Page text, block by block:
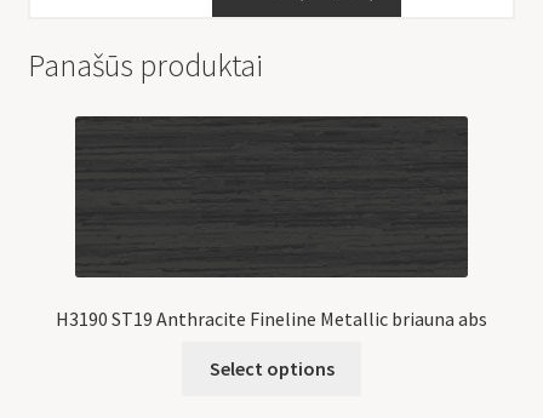
Panašūs produktai
H3190 ST19 Anthracite Fineline Metallic briauna abs
Select options